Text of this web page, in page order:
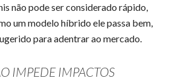
não pode ser considerado rápido,
um modelo híbrido ele passa bem,
para adentrar ao mercado.
IMPEDE IMPACTOS